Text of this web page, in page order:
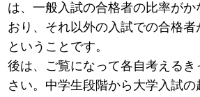
は、一般入試の合格者の比率がか
おり、それ以外の入試での合格者
ということです。
後は、ご覧になって各自考える
さい。中学生段階から大学入試